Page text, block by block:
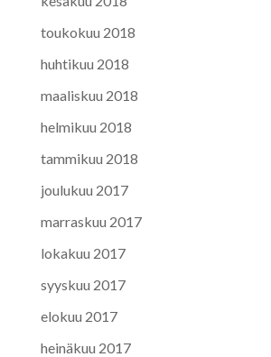
toukokuu 2018
huhtikuu 2018
maaliskuu 2018
helmikuu 2018
tammikuu 2018
joulukuu 2017
marraskuu 2017
lokakuu 2017
syyskuu 2017
elokuu 2017
heinäkuu 2017